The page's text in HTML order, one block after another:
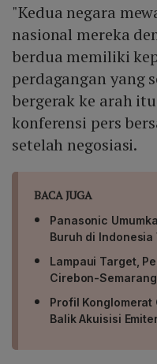
"Kedua negara
nasional mereka
berdua memiliki
perdagangan yang
bergerak ke arah
konferensi pers
setelah negosiasi.
BACA JUGA
Panasonic
Buruh di Indonesia
Lampaui Target,
Cirebon-
Profil Konglomerat
Balik Akuisisi